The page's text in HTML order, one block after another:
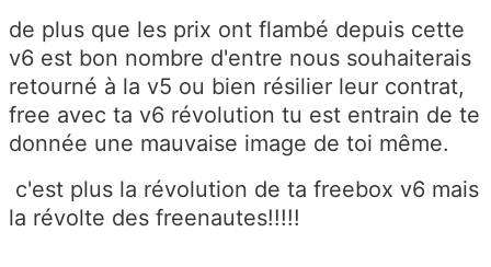
de plus que les prix ont flambé depuis cette
v6 est bon nombre d'entre nous souhaiterais
retourné à la v5 ou bien résilier leur contrat,
free avec ta v6 révolution tu est entrain de te
donnée une mauvaise image de toi même.
c'est plus la révolution de ta freebox v6 mais
la révolte des freenautes!!!!!